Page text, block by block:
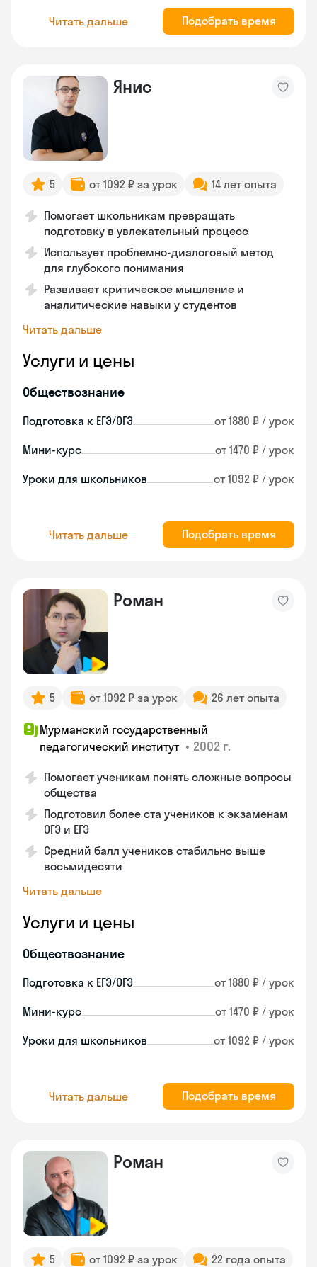
Читать дальше Подобрать время
Янис
5 от 1092 ₽ за урок 14 лет опыта
Помогает школьникам превращать
подготовку в увлекательный процесс
Использует проблемно-диалоговый метод
для глубокого понимания
Развивает критическое мышление и
аналитические навыки у студентов
Читать дальше
Услуги и цены
Обществознание
Подготовка к ЕГЭ/ОГЭ от 1880 ₽ / урок
Мини-курс от 1470 ₽ / урок
Уроки для школьников от 1092 ₽ / урок
Читать дальше Подобрать время
Роман
5 от 1092 ₽ за урок 26 лет опыта
Мурманский государственный
педагогический институт • 2002 г.
Помогает ученикам понять сложные вопросы
общества
Подготовил более ста учеников к экзаменам
ОГЭ и ЕГЭ
Средний балл учеников стабильно выше
восьмидесяти
Читать дальше
Услуги и цены
Обществознание
Подготовка к ЕГЭ/ОГЭ от 1880 ₽ / урок
Мини-курс от 1470 ₽ / урок
Уроки для школьников от 1092 ₽ / урок
Читать дальше Подобрать время
Роман
5 от 1092 ₽ за урок
22 года опыта